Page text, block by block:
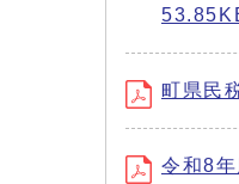
町県民
令和8